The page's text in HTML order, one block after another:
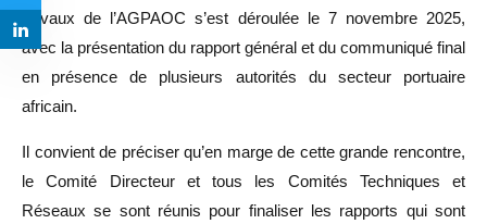
travaux de l’AGPAOC s’est déroulée le 7 novembre 2025,
avec la présentation du rapport général et du communiqué final
en présence de plusieurs autorités du secteur portuaire
africain.
Il convient de préciser qu’en marge de cette grande rencontre,
le Comité Directeur et tous les Comités Techniques et
Réseaux se sont réunis pour finaliser les rapports qui sont